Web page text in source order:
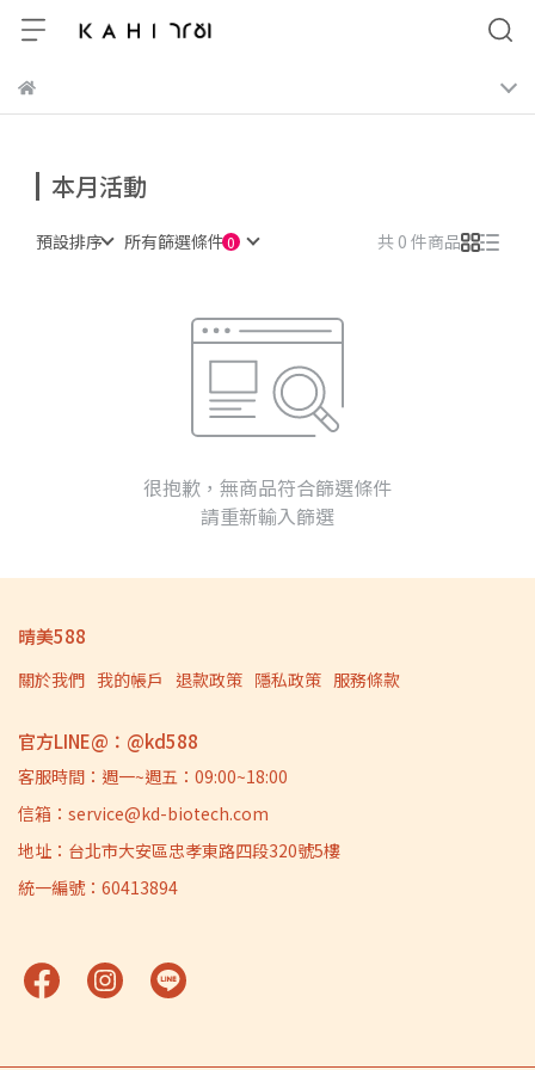
本月活動
預設排序 所有篩選條件 共 0 件商品
很抱歉，無商品符合篩選條件
請重新輸入篩選
晴美588
關於我們 我的帳戶 退款政策 隱私政策 服務條款
官方LINE@：@kd588
客服時間：週一~週五：09:00~18:00
信箱：service@kd-biotech.com
地址：台北市大安區忠孝東路四段320號5樓
統一編號：60413894